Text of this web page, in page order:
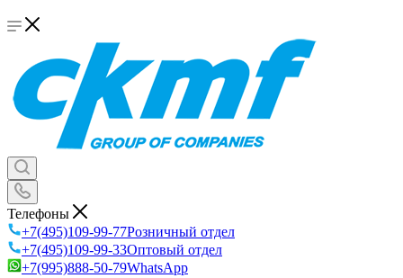
Телефоны
+7(495)109-99-77Розничный отдел
+7(495)109-99-33Оптовый отдел
+7(995)888-50-79WhatsApp